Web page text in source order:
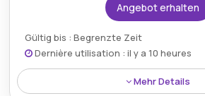
Angebot erhalten
Gültig bis : Begrenzte Zeit
Dernière utilisation : il y a 10 heures
Mehr Details